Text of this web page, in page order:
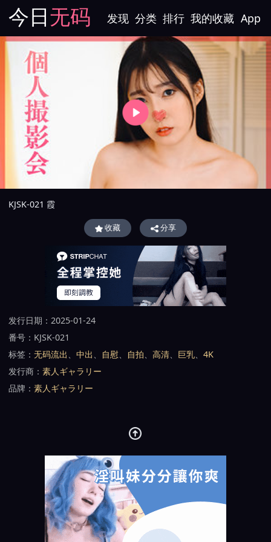
今日无码 发现 分类 排行 我的收藏 App
KJSK-021 霞
收藏 分享
发行日期：2025-01-24
番号：KJSK-021
标签：无码流出、中出、 自慰、 自拍、高清、 巨乳、4K
发行商：素人ギャラリー
品牌：素人ギャラリー